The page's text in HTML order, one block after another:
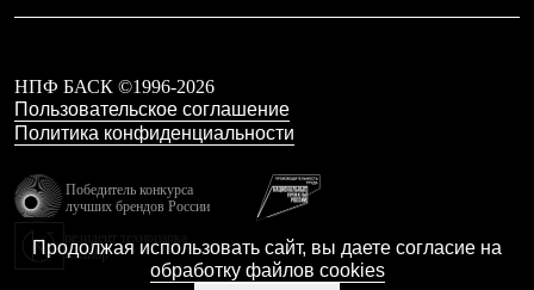
Аксессуары для палаток
Рюкзаки
Экспедиционные
Легкоходные
Городские
Аксессуары для рюкзаков
Спальные мешки
Пуховые
Комбинированные
НПФ БАСК ©1996-2026
Пользовательское соглашение
Политика конфиденциальности
Победитель конкурса
лучших брендов России
Калибр
Продолжая использовать сайт, вы даете согласие на
обработку файлов cookies